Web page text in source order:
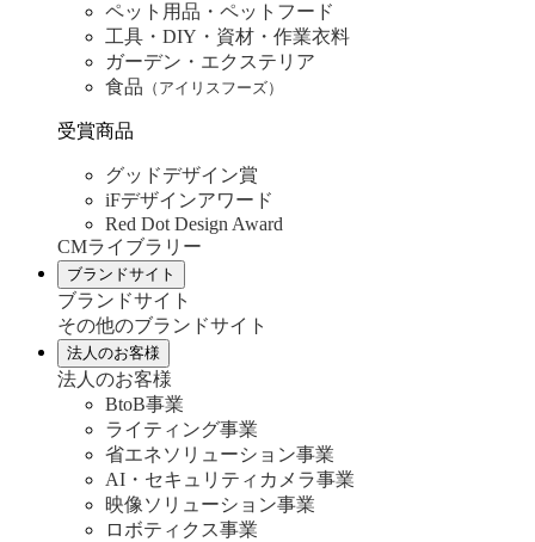
ペット用品・ペットフード
工具・DIY・資材・作業衣料
ガーデン・エクステリア
食品 （アイリスフーズ）
受賞商品
グッドデザイン賞
iFデザインアワード
Red Dot Design Award
CMライブラリー
ブランドサイト
ブランドサイト
その他のブランドサイト
法人のお客様
法人のお客様
BtoB事業
ライティング事業
省エネソリューション事業
AI・セキュリティカメラ事業
映像ソリューション事業
ロボティクス事業